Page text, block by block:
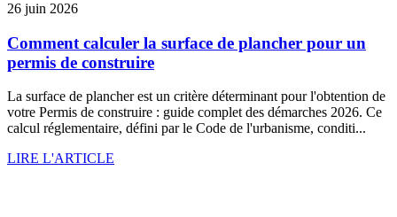
26 juin 2026
Comment calculer la surface de plancher pour un
permis de construire
La surface de plancher est un critère déterminant pour l'obtention de
votre Permis de construire : guide complet des démarches 2026. Ce
calcul réglementaire, défini par le Code de l'urbanisme, conditi...
LIRE L'ARTICLE